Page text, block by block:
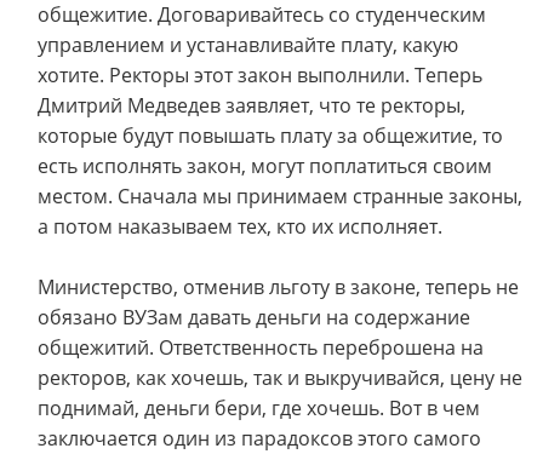
общежитие. Договаривайтесь со студенческим
управлением и устанавливайте плату, какую
хотите. Ректоры этот закон выполнили. Теперь
Дмитрий Медведев заявляет, что те ректоры,
которые будут повышать плату за общежитие, то
есть исполнять закон, могут поплатиться своим
местом. Сначала мы принимаем странные законы,
а потом наказываем тех, кто их исполняет.
Министерство, отменив льготу в законе, теперь не
обязано ВУЗам давать деньги на содержание
общежитий. Ответственность переброшена на
ректоров, как хочешь, так и выкручивайся, цену не
поднимай, деньги бери, где хочешь. Вот в чем
заключается один из парадоксов этого самого